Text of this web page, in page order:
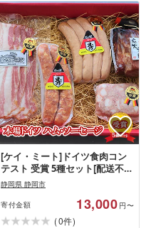
[ケイ・ミート]ドイツ食肉コン
テスト 受賞 5種セット[配送不
可:北海道・沖縄・離島]◆ | ハム
お肉 ソーセージ 肉の加工品 ギ
フト 簡単調理
静岡県 静岡市
寄付金額 13,000 円〜
(0件)